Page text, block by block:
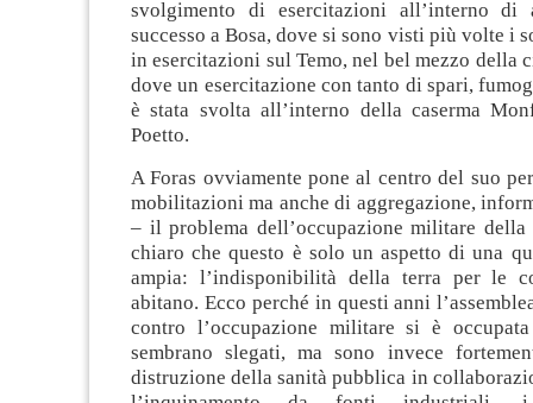
svolgimento di esercitazioni all’interno di
successo a Bosa, dove si sono visti più volte i
in esercitazioni sul Temo, nel bel mezzo della
dove un esercitazione con tanto di spari,
è stata svolta all’interno della caserma
Poetto.
A Foras ovviamente pone al centro del suo
mobilitazioni ma anche di aggregazione,
– il problema dell’occupazione militare della
chiaro che questo è solo un aspetto di una
ampia: l’indisponibilità della terra per le
abitano. Ecco perché in questi anni
contro l’occupazione militare si è
sembrano slegati, ma sono invece
distruzione della sanità pubblica in